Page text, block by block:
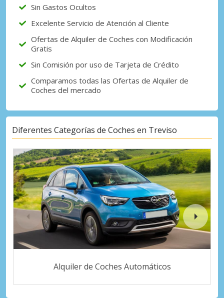
Sin Gastos Ocultos
Excelente Servicio de Atención al Cliente
Ofertas de Alquiler de Coches con Modificación
Gratis
Sin Comisión por uso de Tarjeta de Crédito
Comparamos todas las Ofertas de Alquiler de
Coches del mercado
Diferentes Categorías de Coches en Treviso
Alquiler de Coches Automáticos